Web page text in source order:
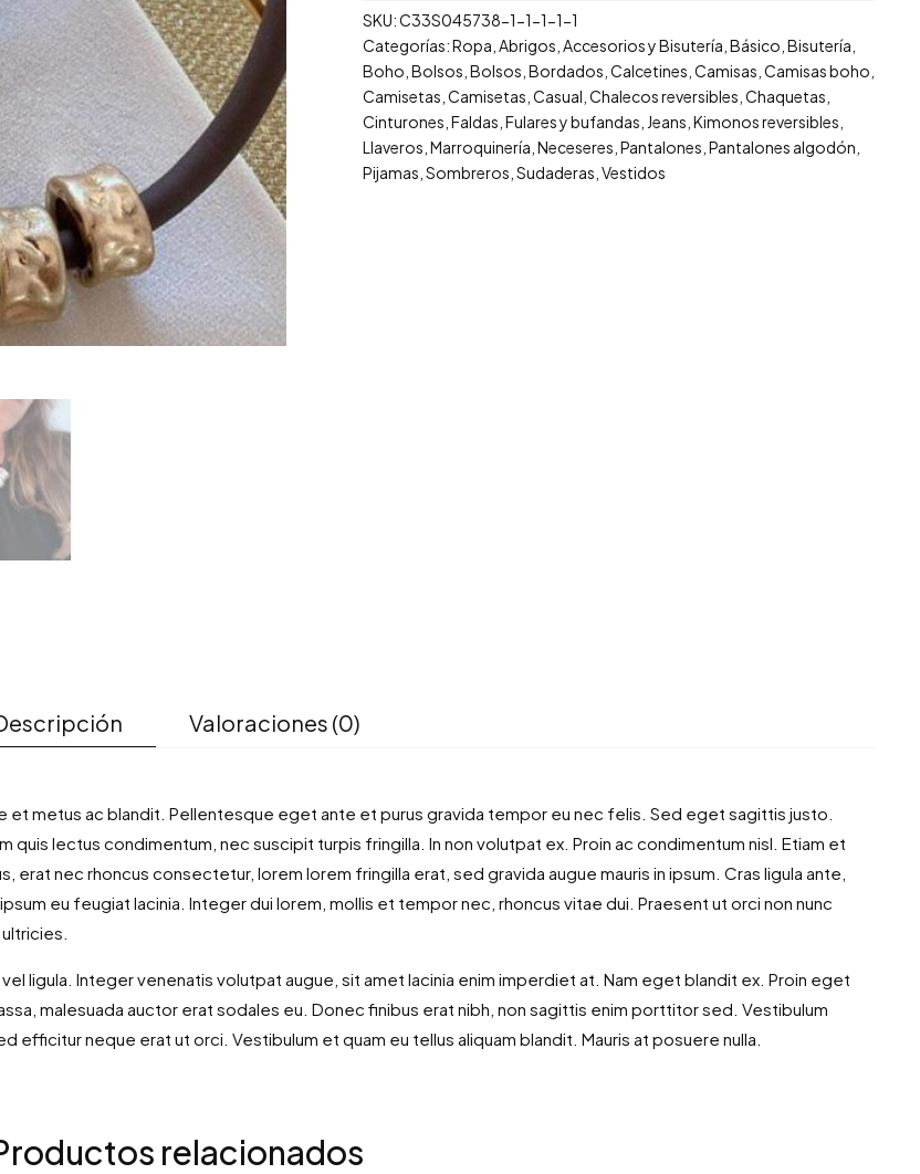
cantidad
SKU:C33S045738-1-1-1-1-1
Categorías:Ropa ,Abrigos ,Accesorios y Bisutería ,Básico ,Bisutería
Boho ,Bolsos ,Bolsos ,Bordados ,Calcetines ,Camisas ,Camisas boho
Camisetas ,Camisetas ,Casual ,Chalecos reversibles ,Chaquetas
Cinturones ,Faldas ,Fulares y bufandas Jeans ,Kimonos reversibles
Llaveros ,Marroquinería ,Neceseres ,Pantalones ,Pantalones algodón
Pijamas ,Sombreros ,Sudaderas ,Vestidos
Valoraciones (0)
metus ac blandit. Pellentesque eget ante et purus gravida tempor eu nec felis. Sed eget sagittis justo.
lectus condimentum, nec suscipit turpis fringilla. In non volutpat ex. Proin ac condimentum nisl. Etiam et
nec rhoncus consectetur, lorem lorem fringilla erat, sed gravida augue mauris in ipsum. Cras ligula ante,
eu feugiat lacinia. Integer dui lorem, mollis et tempor nec, rhoncus vitae dui. Praesent ut orci non nunc
ligula. Integer venenatis volutpat augue, sit amet lacinia enim imperdiet at. Nam eget blandit ex. Proin eget
malesuada auctor erat sodales eu. Donec finibus erat nibh, non sagittis enim porttitor sed. Vestibulum
neque erat ut orci. Vestibulum et quam eu tellus aliquam blandit. Mauris at posuere nulla.
relacionados